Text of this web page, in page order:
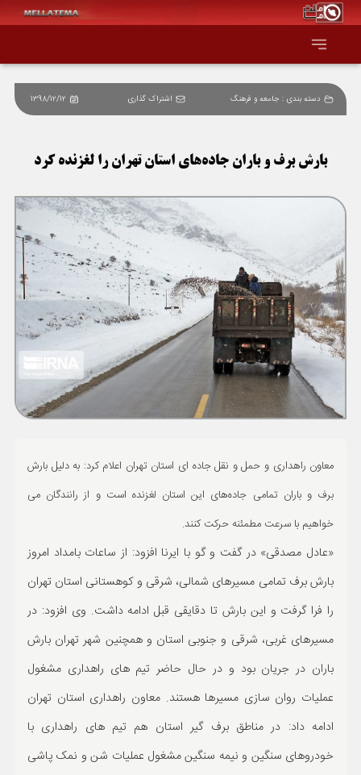
صفحه اصلی
همه عناوین
اقتصاد
سیاست و جهان
جامعه و فرهنگ
دانش و فناوری
چند رسانه ای
دسته بندی : جامعه و فرهنگ اشتراک گذاری 1398/12/12
بارش برف و باران جاده‌های استان تهران را لغزنده کرد
معاون راهداری و حمل و نقل جاده ای استان تهران اعلام کرد: به دلیل بارش
برف و باران تمامی جاده‌های این استان لغزنده است و از رانندگان می
خواهیم با سرعت مطمئنه حرکت کنند.
«عادل مصدقی» در گفت و گو با ایرنا افزود: از ساعات بامداد امروز
بارش برف تمامی مسیرهای شمالی، شرقی و کوهستانی استان تهران
را فرا گرفت و این بارش تا دقایقی قبل ادامه داشت. وی افزود: در
مسیرهای غربی، شرقی و جنوبی استان و همچنین شهر تهران بارش
باران در جریان بود و در حال حاضر تیم های راهداری مشغول
عملیات روان سازی مسیرها هستند. معاون راهداری استان تهران
ادامه داد: در مناطق برف گیر استان هم تیم های راهداری با
خودروهای سنگین و نیمه سنگین مشغول عملیات شن و نمک پاشی